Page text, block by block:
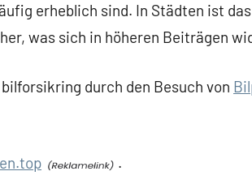
erheblich sind. In Städten ist
was sich in höheren Beiträgen
durch den Besuch von
.